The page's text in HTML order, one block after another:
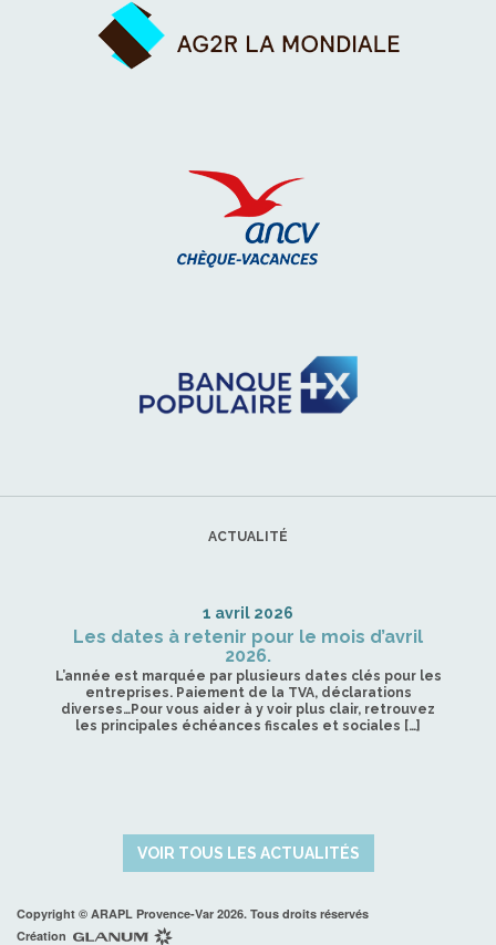
ACTUALITÉ
1 avril 2026
Les dates à retenir pour le mois d’avril
2026.
L’année est marquée par plusieurs dates clés pour les
entreprises. Paiement de la TVA, déclarations
diverses…Pour vous aider à y voir plus clair, retrouvez
les principales échéances fiscales et sociales […]
VOIR TOUS LES ACTUALITÉS
Copyright © ARAPL Provence-Var 2026. Tous droits réservés
Création